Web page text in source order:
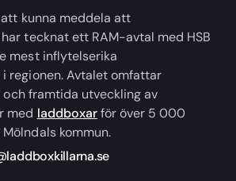
kunna meddela att
tecknat ett RAM-avtal med HSB
mest inflytelserika
regionen. Avtalet omfattar
framtida utveckling av
med laddboxarför över 5 000
kommun.